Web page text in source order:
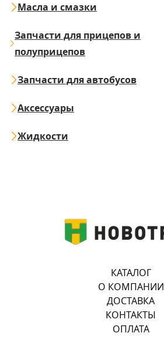
Масла и смазки
Запчасти для прицепов и
полуприцепов
Запчасти для автобусов
Аксессуары
Жидкости
КАТАЛОГ
О КОМПАНИИ
ДОСТАВКА
КОНТАКТЫ
ОПЛАТА